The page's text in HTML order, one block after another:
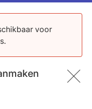
voor
dat er ongeveer
dan in Zweden, in de
onderzoekers
zou
in richtlijnen in